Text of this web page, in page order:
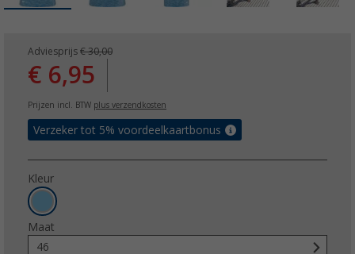
Adviesprijs € 30,00
€ 6,95
Prijzen incl. BTW plus verzendkosten
Verzeker tot 5% voordeelkaartbonus
Kleur
Maat
46